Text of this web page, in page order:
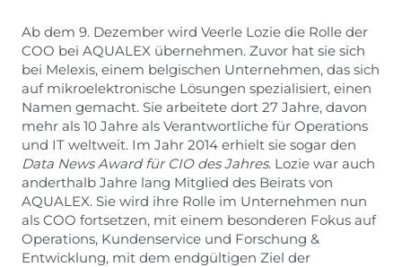
Ab dem 9. Dezember wird Veerle Lozie die Rolle der
COO bei AQUALEX übernehmen. Zuvor hat sie sich
bei Melexis, einem belgischen Unternehmen, das sich
auf mikroelektronische Lösungen spezialisiert, einen
Namen gemacht. Sie arbeitete dort 27 Jahre, davon
mehr als 10 Jahre als Verantwortliche für Operations
und IT weltweit. Im Jahr 2014 erhielt sie sogar den
Data News Award für CIO des Jahres. Lozie war auch
anderthalb Jahre lang Mitglied des Beirats von
AQUALEX. Sie wird ihre Rolle im Unternehmen nun
als COO fortsetzen, mit einem besonderen Fokus auf
Operations, Kundenservice und Forschung &
Entwicklung, mit dem endgültigen Ziel der